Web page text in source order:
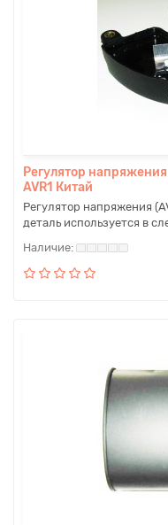
Регулятор
AVR1 Китай
Регулятор напряжения
деталь используется в